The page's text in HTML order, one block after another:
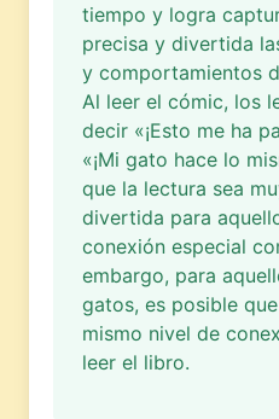
tiempo y logra
precisa y divertida
y comportamientos
Al leer el cómic, los
decir «¡Esto me ha
«¡Mi gato hace lo
que la lectura sea
divertida para
conexión especial
embargo, para
gatos, es posible
mismo nivel de
leer el libro.